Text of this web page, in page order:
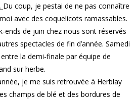
Du coup, je pestai de ne pas connaître
avec des coquelicots ramassables.
ends de juin chez nous sont réservés
spectacles de fin d’année. Samedi
la demi-finale par équipe de
sur herbe.
je me suis retrouvée à Herblay
champs de blé et des bordures de